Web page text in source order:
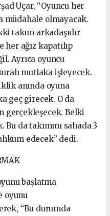
Uçar, “Oyuncu her
müdahale olmayacak.
takım arkadaşıdır
ağız kapatılıp
Ayrıca oyuncu
mutlaka işleyecek.
anında oyuna
geç girecek. O da
gerçekleşecek. Belki
da takımını sahada 3
edecek” dedi.
başlatma
oyunu
“Bu durumda